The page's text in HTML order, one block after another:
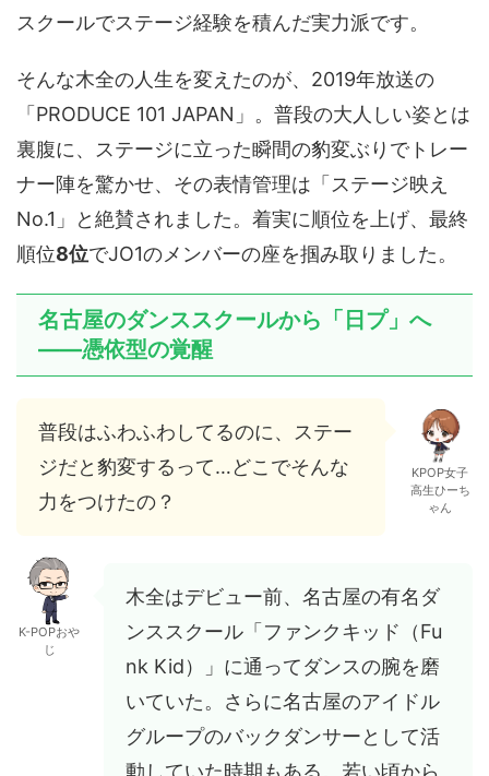
スクールでステージ経験を積んだ実力派です。
そんな木全の人生を変えたのが、2019年放送の
「PRODUCE 101 JAPAN」。普段の大人しい姿とは
裏腹に、ステージに立った瞬間の豹変ぶりでトレー
ナー陣を驚かせ、その表情管理は「ステージ映え
No.1」と絶賛されました。着実に順位を上げ、最終
順位8位でJO1のメンバーの座を掴み取りました。
名古屋のダンススクールから「日プ」へ
——憑依型の覚醒
普段はふわふわしてるのに、ステー
ジだと豹変するって…どこでそんな
力をつけたの？
KPOP女子
高生ひーち
ゃん
K-POPおや
じ
木全はデビュー前、名古屋の有名ダ
ンススクール「ファンクキッド（Fu
nk Kid）」に通ってダンスの腕を磨
いていた。さらに名古屋のアイドル
グループのバックダンサーとして活
動していた時期もある。若い頃から